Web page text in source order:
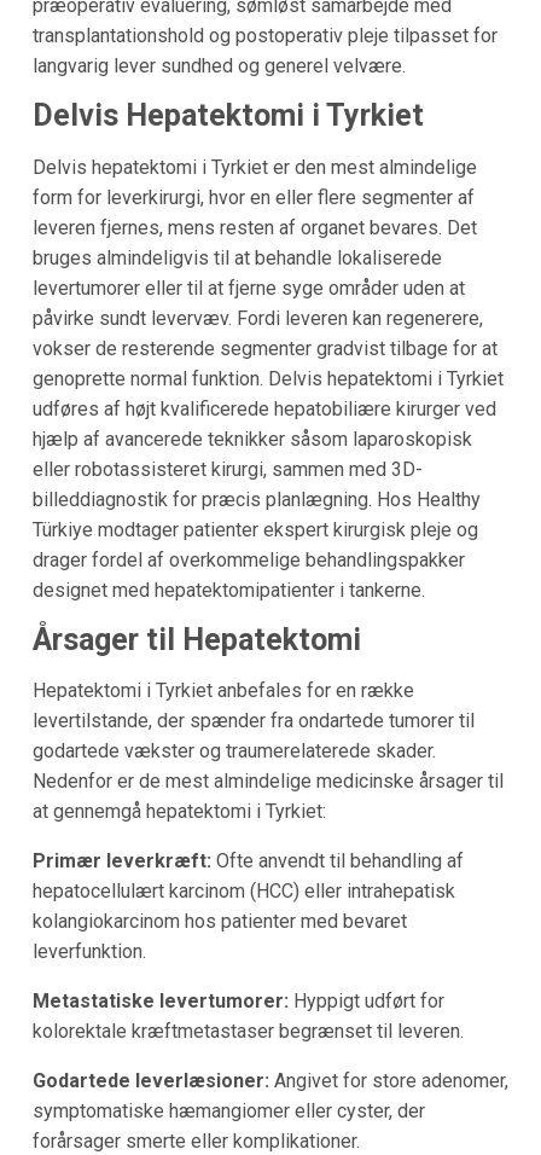
præoperativ evaluering, sømløst samarbejde med
transplantationshold og postoperativ pleje tilpasset for
langvarig lever sundhed og generel velvære.
Delvis Hepatektomi i Tyrkiet
Delvis hepatektomi i Tyrkiet er den mest almindelige
form for leverkirurgi, hvor en eller flere segmenter af
leveren fjernes, mens resten af organet bevares. Det
bruges almindeligvis til at behandle lokaliserede
levertumorer eller til at fjerne syge områder uden at
påvirke sundt levervæv. Fordi leveren kan regenerere,
vokser de resterende segmenter gradvist tilbage for at
genoprette normal funktion. Delvis hepatektomi i Tyrkiet
udføres af højt kvalificerede hepatobiliære kirurger ved
hjælp af avancerede teknikker såsom laparoskopisk
eller robotassisteret kirurgi, sammen med 3D-
billeddiagnostik for præcis planlægning. Hos Healthy
Türkiye modtager patienter ekspert kirurgisk pleje og
drager fordel af overkommelige behandlingspakker
designet med hepatektomipatienter i tankerne.
Årsager til Hepatektomi
Hepatektomi i Tyrkiet anbefales for en række
levertilstande, der spænder fra ondartede tumorer til
godartede vækster og traumerelaterede skader.
Nedenfor er de mest almindelige medicinske årsager til
at gennemgå hepatektomi i Tyrkiet:
Primær leverkræft: Ofte anvendt til behandling af
hepatocellulært karcinom (HCC) eller intrahepatisk
kolangiokarcinom hos patienter med bevaret
leverfunktion.
Metastatiske levertumorer: Hyppigt udført for
kolorektale kræftmetastaser begrænset til leveren.
Godartede leverlæsioner: Angivet for store adenomer,
symptomatiske hæmangiomer eller cyster, der
forårsager smerte eller komplikationer.